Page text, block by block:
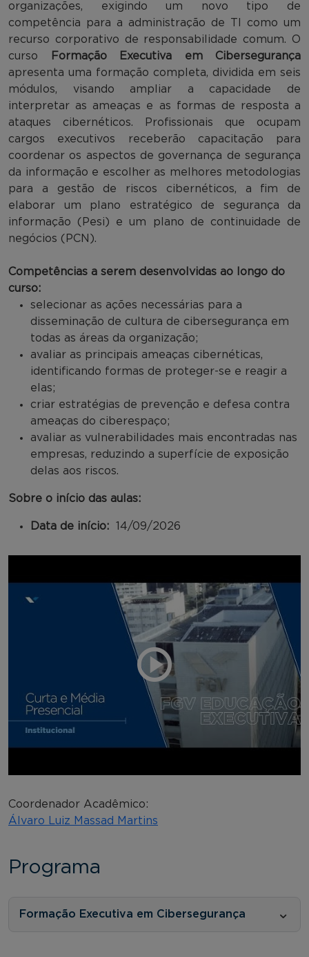
organizações, exigindo um novo tipo de
competência para a administração de TI como um
recurso corporativo de responsabilidade comum. O
curso
Formação Executiva em Cibersegurança
apresenta uma formação completa, dividida em seis
módulos, visando ampliar a capacidade de
interpretar as ameaças e as formas de resposta a
ataques cibernéticos. Profissionais que ocupam
cargos executivos receberão capacitação para
coordenar os aspectos de governança de segurança
da informação e escolher as melhores metodologias
para a gestão de riscos cibernéticos, a fim de
elaborar um plano estratégico de segurança da
informação (Pesi) e um plano de continuidade de
negócios (PCN).
Competências a serem desenvolvidas ao longo do
curso:
selecionar as ações necessárias para a
disseminação de cultura de cibersegurança em
todas as áreas da organização;
avaliar as principais ameaças cibernéticas,
identificando formas de proteger-se e reagir a
elas;
criar estratégias de prevenção e defesa contra
ameaças do ciberespaço;
avaliar as vulnerabilidades mais encontradas nas
empresas, reduzindo a superfície de exposição
delas aos riscos.
Sobre o início das aulas:
Data de início: 14/09/2026
Coordenador Acadêmico:
Álvaro Luiz Massad Martins
Programa
Formação Executiva em Cibersegurança